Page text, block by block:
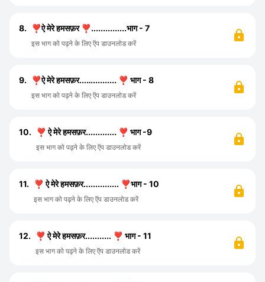
8. ❣️ऐ मेरे हमसफ़र ❣️...............भाग - 7
इस भाग को पढ़ने के लिए ऍप डाउनलोड करें
9. ❣️ऐ मेरे हमसफ़र...….......... ❣️ भाग - 8
इस भाग को पढ़ने के लिए ऍप डाउनलोड करें
10. ❣️ ऐ मेरे हमसफ़र............. ❣️ भाग -9
इस भाग को पढ़ने के लिए ऍप डाउनलोड करें
11. ❣️ ऐ मेरे हमसफ़र............... ❣️भाग - 10
इस भाग को पढ़ने के लिए ऍप डाउनलोड करें
12. ❣️ ऐ मेरे हमसफ़र........... ❣️ भाग - 11
इस भाग को पढ़ने के लिए ऍप डाउनलोड करें